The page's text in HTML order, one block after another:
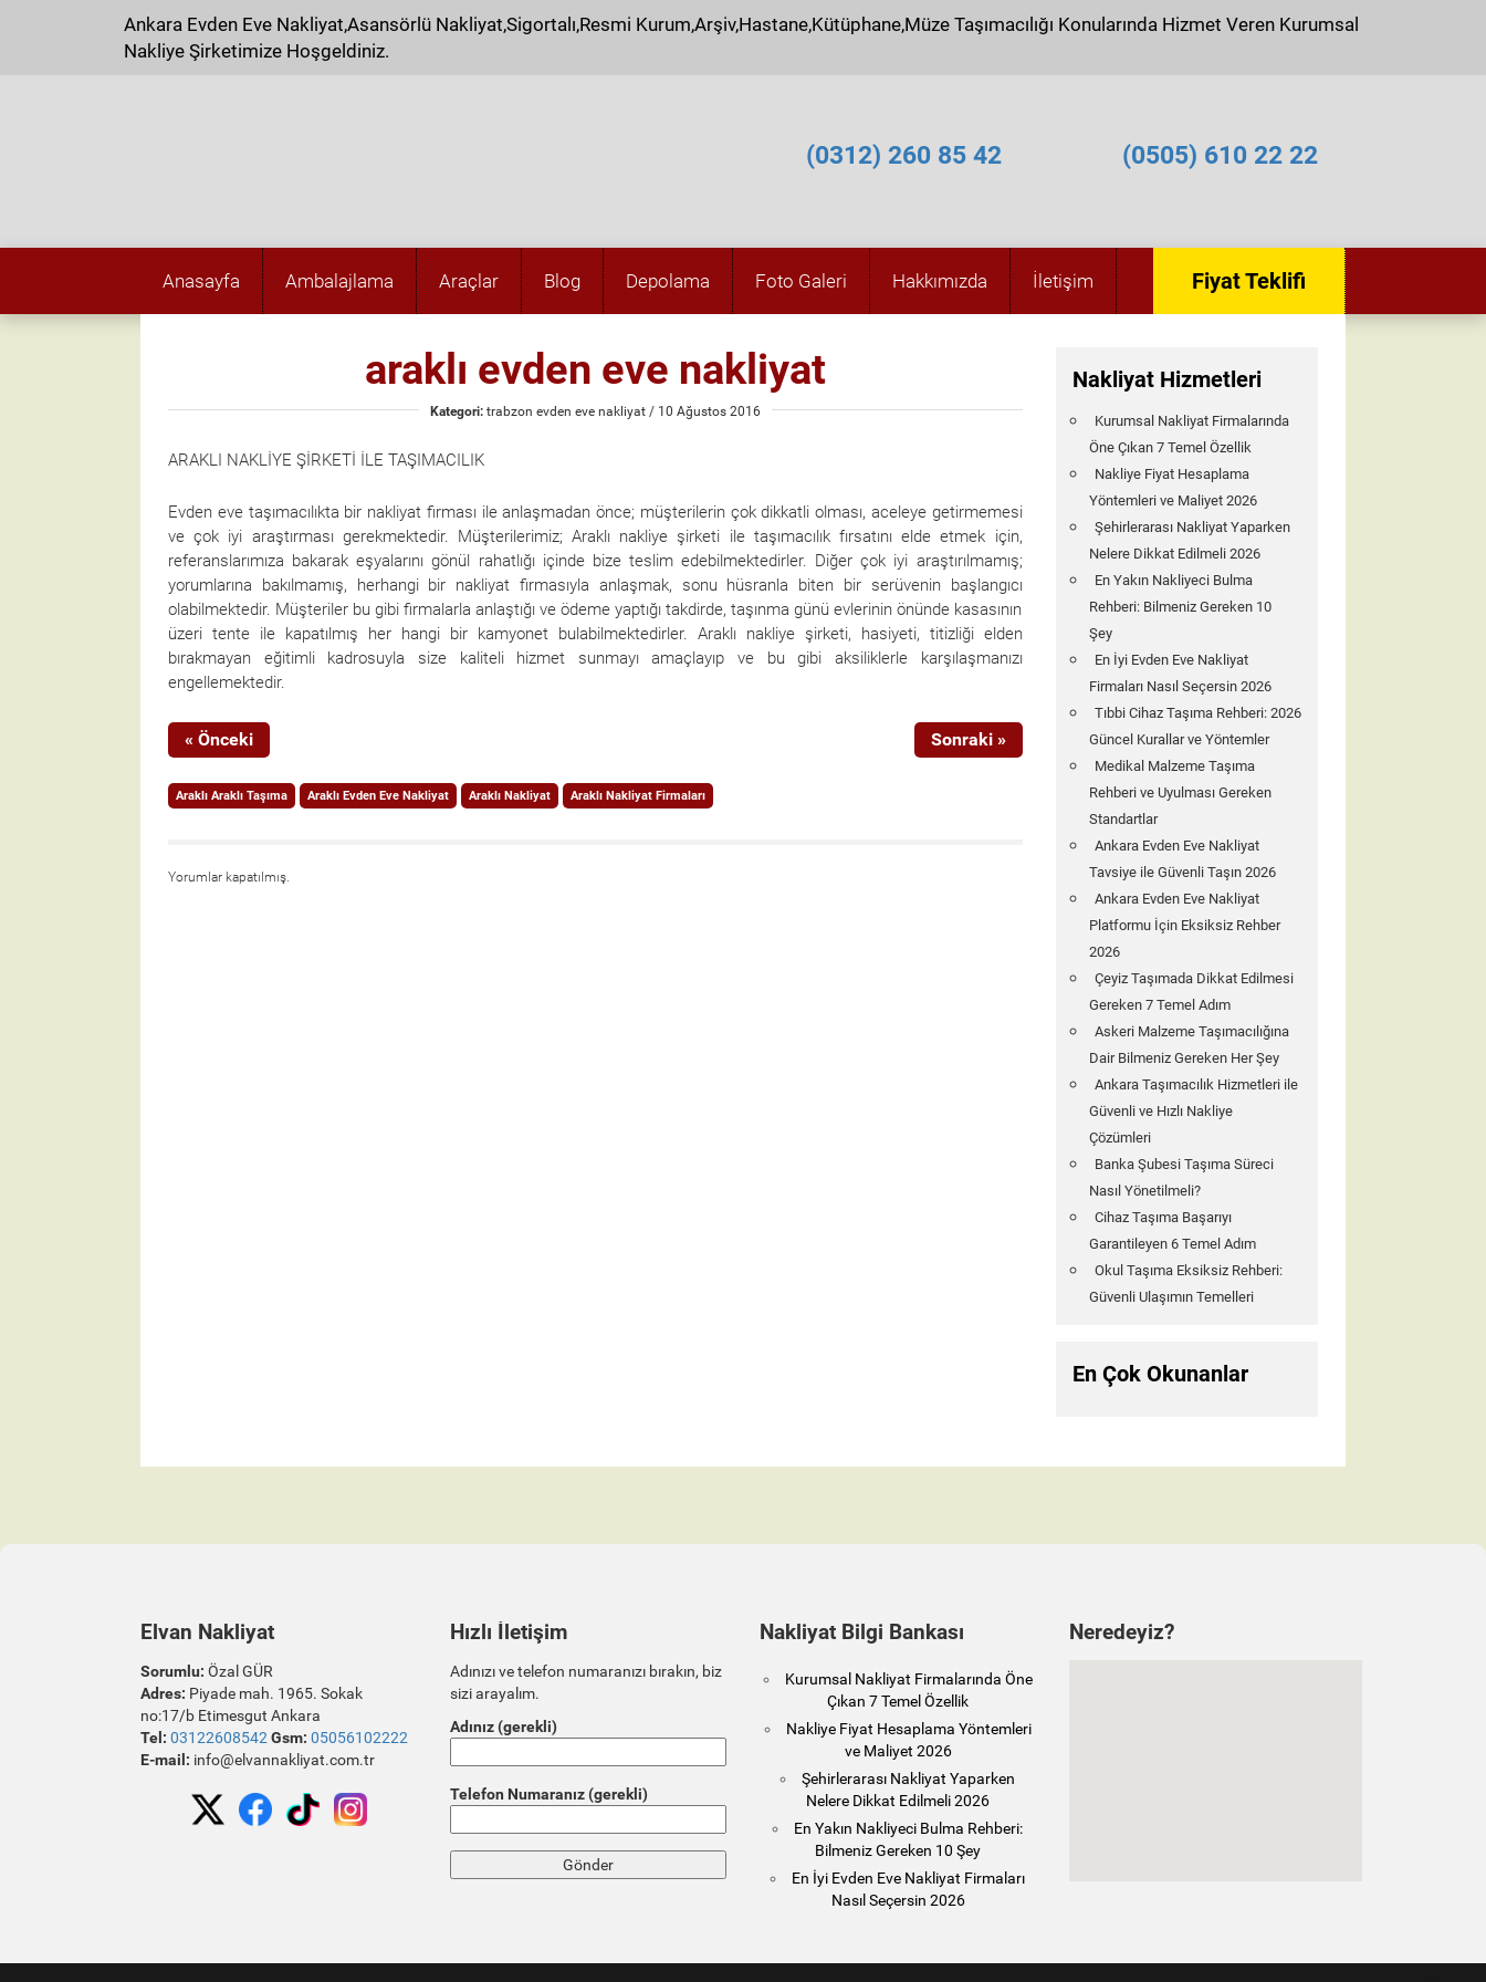
Ankara Evden Eve Nakliyat,Asansörlü Nakliyat,Sigortalı,Resmi Kurum,Arşiv,Hastane,Kütüphane,Müze Taşımacılığı Konularında Hizmet Veren Kurumsal
Nakliye Şirketimize Hoşgeldiniz.
(0312) 260 85 42 (0505) 610 22 22
Anasayfa Ambalajlama Araçlar Blog Depolama Foto Galeri Hakkımızda İletişim Fiyat Teklifi
araklı evden eve nakliyat
Kategori: trabzon evden eve nakliyat/ 10 Ağustos 2016
ARAKLI NAKLİYE ŞİRKETİ İLE TAŞIMACILIK
Evden eve taşımacılıkta bir nakliyat firması ile anlaşmadan önce; müşterilerin çok dikkatli olması, aceleye getirmemesi
ve çok iyi araştırması gerekmektedir. Müşterilerimiz; Araklı nakliye şirketi ile taşımacılık fırsatını elde etmek için,
referanslarımıza bakarak eşyalarını gönül rahatlığı içinde bize teslim edebilmektedirler. Diğer çok iyi araştırılmamış;
yorumlarına bakılmamış, herhangi bir nakliyat firmasıyla anlaşmak, sonu hüsranla biten bir serüvenin başlangıcı
olabilmektedir. Müşteriler bu gibi firmalarla anlaştığı ve ödeme yaptığı takdirde, taşınma günü evlerinin önünde kasasının
üzeri tente ile kapatılmış her hangi bir kamyonet bulabilmektedirler. Araklı nakliye şirketi, hasiyeti, titizliği elden
bırakmayan eğitimli kadrosuyla size kaliteli hizmet sunmayı amaçlayıp ve bu gibi aksiliklerle karşılaşmanızı
engellemektedir.
« Önceki Sonraki »
Araklı Araklı Taşıma Araklı Evden Eve Nakliyat Araklı Nakliyat Araklı Nakliyat Firmaları
Yorumlar kapatılmış.
Nakliyat Hizmetleri
Kurumsal Nakliyat Firmalarında
Öne Çıkan 7 Temel Özellik
Nakliye Fiyat Hesaplama
Yöntemleri ve Maliyet 2026
Şehirlerarası Nakliyat Yaparken
Nelere Dikkat Edilmeli 2026
En Yakın Nakliyeci Bulma
Rehberi: Bilmeniz Gereken 10
Şey
En İyi Evden Eve Nakliyat
Firmaları Nasıl Seçersin 2026
Tıbbi Cihaz Taşıma Rehberi: 2026
Güncel Kurallar ve Yöntemler
Medikal Malzeme Taşıma
Rehberi ve Uyulması Gereken
Standartlar
Ankara Evden Eve Nakliyat
Tavsiye ile Güvenli Taşın 2026
Ankara Evden Eve Nakliyat
Platformu İçin Eksiksiz Rehber
2026
Çeyiz Taşımada Dikkat Edilmesi
Gereken 7 Temel Adım
Askeri Malzeme Taşımacılığına
Dair Bilmeniz Gereken Her Şey
Ankara Taşımacılık Hizmetleri ile
Güvenli ve Hızlı Nakliye
Çözümleri
Banka Şubesi Taşıma Süreci
Nasıl Yönetilmeli?
Cihaz Taşıma Başarıyı
Garantileyen 6 Temel Adım
Okul Taşıma Eksiksiz Rehberi:
Güvenli Ulaşımın Temelleri
En Çok Okunanlar
Elvan Nakliyat
Sorumlu: Özal GÜR
Adres: Piyade mah. 1965. Sokak
no:17/b Etimesgut Ankara
Tel: 03122608542 Gsm: 05056102222
E-mail: info@elvannakliyat.com.tr
Hızlı İletişim
Adınızı ve telefon numaranızı bırakın, biz
sizi arayalım.
Adınız (gerekli)
Telefon Numaranız (gerekli)
Nakliyat Bilgi Bankası
Kurumsal Nakliyat Firmalarında Öne
Çıkan 7 Temel Özellik
Nakliye Fiyat Hesaplama Yöntemleri
ve Maliyet 2026
Şehirlerarası Nakliyat Yaparken
Nelere Dikkat Edilmeli 2026
En Yakın Nakliyeci Bulma Rehberi:
Bilmeniz Gereken 10 Şey
En İyi Evden Eve Nakliyat Firmaları
Nasıl Seçersin 2026
Neredeyiz?